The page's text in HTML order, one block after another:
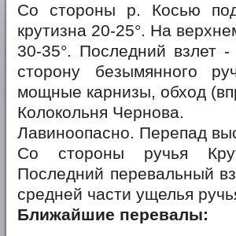
Со стороны р. Косью
крутизна 20-25°. На
30-35°. Последний взлет
сторону безымянного
мощные карнизы, обход
Колокольня Чернова.
Лавиноопасно. Перепад
Со стороны ручья
Последний перевальный
средней части ущелья
Ближайшие перевалы: